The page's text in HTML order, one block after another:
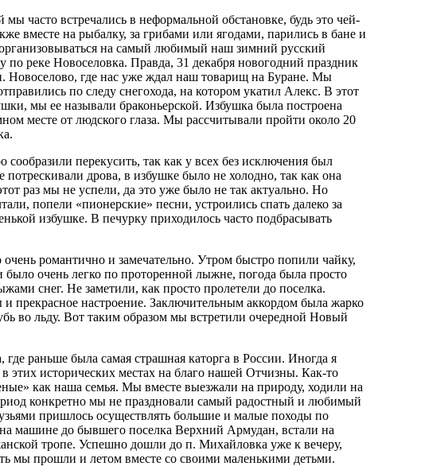
мы часто встречались в неформальной обстановке, будь это чей-
вместе на рыбалку, за грибами или ягодами, парились в бане и
на самый любимый наш зимний русский
реке Новоселовка. Правда, 31 декабря новогодний праздник
Новоселово, где нас уже ждал наш товарищ на Буране. Мы
по следу снегохода, на котором укатил Алекс. В этот
мы ее называли браконьерской. Избушка была построена
месте от людского глаза. Мы рассчитывали пройти около 20
перекусить, так как у всех без исключения был
потрескивали дрова, в избушке было не холодно, так как она
раз мы не успели, да это уже было не так актуально. Но
попели «пионерские» песни, устроились спать далеко за
избушке. В печурку приходилось часто подбрасывать
романтично и замечательно. Утром быстро попили чайку,
было очень легко по проторенной лыжне, погода была просто
снег. Не заметили, как просто пролетели до поселка.
прекрасное настроение. Заключительным аккордом была жарко
во льду. Вот таким образом мы встретили очередной Новый
раньше была самая страшная каторга в России. Иногда я
этих исторических местах на благо нашей Отчизны. Как-то
как наша семья. Мы вместе выезжали на природу, ходили на
конкретно мы не праздновали самый радостный и любимый
пришлось осуществлять большие и малые походы по
машине до бывшего поселка Верхний Армудан, встали на
тропе. Успешно дошли до п. Михайловка уже к вечеру,
мы прошли и летом вместе со своими маленькими детьми.